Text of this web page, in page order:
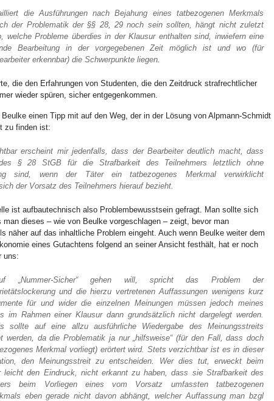
die Ausführungen nach Bejahung eines tatbezogenen Merkmals
der Problematik der §§ 28, 29 noch sein sollten, hängt nicht zuletzt
welche Probleme überdies in der Klausur enthalten sind, inwiefern eine
Bearbeitung in der vorgegebenen Zeit möglich ist und wo (für
erkennbar) die Schwerpunkte liegen.
die den Erfahrungen von Studenten, die den Zeitdruck strafrechtlicher
wieder spüren, sicher entgegenkommen.
Beulke einen Tipp mit auf den Weg, der in der Lösung von Alpmann-Schmidt
zu finden ist:
erscheint mir jedenfalls, dass der Bearbeiter deutlich macht, dass
§ 28 StGB für die Strafbarkeit des Teilnehmers letztlich ohne
sind, wenn der Täter ein tatbezogenes Merkmal verwirklicht
der Vorsatz des Teilnehmers hierauf bezieht.
ist aufbautechnisch also Problembewusstsein gefragt. Man sollte sich
man dieses – wie von Beulke vorgeschlagen – zeigt, bevor man
näher auf das inhaltliche Problem eingeht. Auch wenn Beulke weiter dem
eines Gutachtens folgend an seiner Ansicht festhält, hat er noch
uns:
„Nummer-Sicher“ gehen will, spricht das Problem der
und die hierzu vertretenen Auffassungen wenigens kurz
für und wider die einzelnen Meinungen müssen jedoch meines
im Rahmen einer Klausur dann grundsätzlich nicht dargelegt werden.
sollte auf eine allzu ausführliche Wiedergabe des Meinungsstreits
werden, da die Problematik ja nur „hilfsweise“ (für den Fall, dass doch
Merkmal vorliegt) erörtert wird. Stets verzichtbar ist es in dieser
den Meinungsstreit zu entscheiden. Wer dies tut, erweckt beim
leicht den Eindruck, nicht erkannt zu haben, dass sie Strafbarkeit des
beim Vorliegen eines vom Vorsatz umfassten tatbezogenen
eben gerade nicht davon abhängt, welcher Auffassung man bzgl